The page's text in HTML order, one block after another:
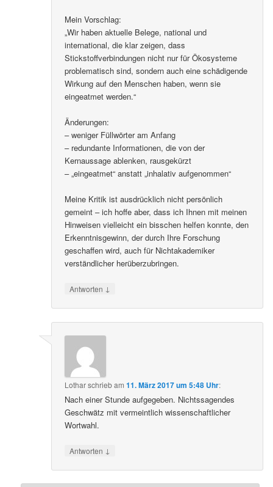
Mein Vorschlag:
„Wir haben aktuelle Belege, national und
international, die klar zeigen, dass
Stickstoffverbindungen nicht nur für Ökosysteme
problematisch sind, sondern auch eine schädigende
Wirkung auf den Menschen haben, wenn sie
eingeatmet werden.“
Änderungen:
– weniger Füllwörter am Anfang
– redundante Informationen, die von der
Kernaussage ablenken, rausgekürzt
– „eingeatmet“ anstatt „inhalativ aufgenommen“
Meine Kritik ist ausdrücklich nicht persönlich
gemeint – ich hoffe aber, dass ich Ihnen mit meinen
Hinweisen vielleicht ein bisschen helfen konnte, den
Erkenntnisgewinn, der durch Ihre Forschung
geschaffen wird, auch für Nichtakademiker
verständlicher herüberzubringen.
Antworten ↓
Lotharschriebam11. März 2017 um 5:48 Uhr:
Nach einer Stunde aufgegeben. Nichtssagendes
Geschwätz mit vermeintlich wissenschaftlicher
Wortwahl.
Antworten ↓